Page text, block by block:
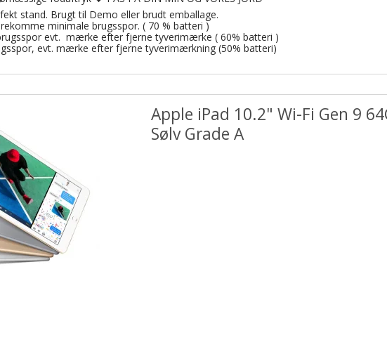
stand. Brugt til Demo eller brudt emballage.
minimale brugsspor. ( 70 % batteri )
evt. mærke efter fjerne tyverimærke ( 60% batteri )
evt. mærke efter fjerne tyverimærkning (50% batteri)
Apple iPad 10.2" Wi-Fi Gen 9
Sølv Grade A